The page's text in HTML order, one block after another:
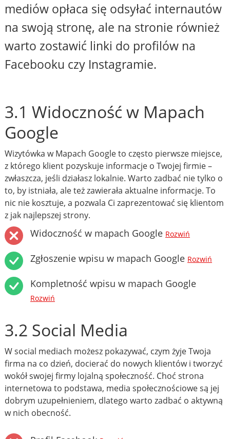
mediów opłaca się odsyłać internautów
na swoją stronę, ale na stronie również
warto zostawić linki do profilów na
Facebooku czy Instagramie.
3.1 Widoczność w Mapach
Google
Wizytówka w Mapach Google to często pierwsze miejsce,
z którego klient pozyskuje informacje o Twojej firmie –
zwłaszcza, jeśli działasz lokalnie. Warto zadbać nie tylko o
to, by istniała, ale też zawierała aktualne informacje. To
nic nie kosztuje, a pozwala Ci zaprezentować się klientom
z jak najlepszej strony.
Widoczność w mapach Google Rozwiń
Zgłoszenie wpisu w mapach Google Rozwiń
Kompletność wpisu w mapach Google
Rozwiń
3.2 Social Media
W social mediach możesz pokazywać, czym żyje Twoja
firma na co dzień, docierać do nowych klientów i tworzyć
wokół swojej firmy lojalną społeczność. Choć strona
internetowa to podstawa, media społecznościowe są jej
dobrym uzupełnieniem, dlatego warto zadbać o aktywną
w nich obecność.